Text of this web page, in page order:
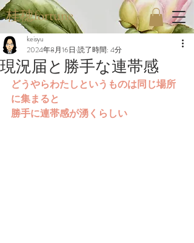
桂穂fortune
現況届と勝手な連帯感
keisyu
2024年8月16日 読了時間: 4分
どうやらわたしというものは同じ場所
に集まると
勝手に連帯感が湧くらしい